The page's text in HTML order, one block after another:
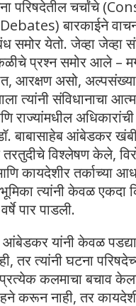
परिषदेतील चर्चांचे
बारकाईने
येतो. जेव्हा जेव्हा
प्रश्न समोर आले –
आरक्षण असो,
त्यांनी संविधानाचा
राज्यांमधील
बाबासाहेब आंबेडकर
तरतुदीचे विश्लेषण केले,
कायदेशीर तर्काच्या
त्यांनी केवळ एकदा
पार पाडली.
आंबेडकर यांनी केवळ
तर त्यांनी घटना
कलमाचा बचाव
करून नाही, तर